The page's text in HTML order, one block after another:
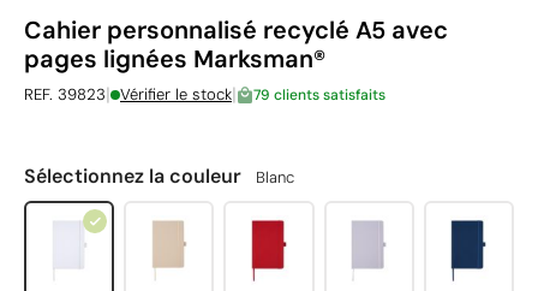
Cahier personnalisé recyclé A5 avec
pages lignées Marksman®
REF. 39823| Vérifier le stock| 79 clients satisfaits
Sélectionnez la couleur Blanc